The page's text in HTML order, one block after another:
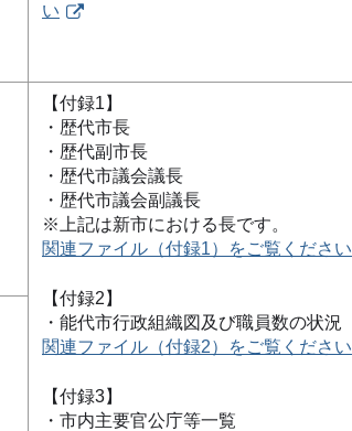
い
【付録1】
・歴代市長
・歴代副市長
・歴代市議会議長
・歴代市議会副議長
※上記は新市における長です。
関連ファイル（付録1）をご覧ください
【付録2】
・能代市行政組織図及び職員数の状況
関連ファイル（付録2）をご覧ください
【付録3】
・市内主要官公庁等一覧